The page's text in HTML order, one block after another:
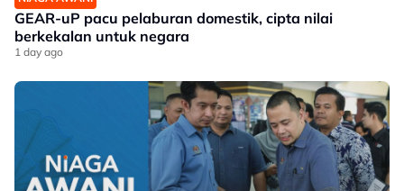
GEAR-uP pacu pelaburan domestik, cipta nilai
berkekalan untuk negara
1 day ago